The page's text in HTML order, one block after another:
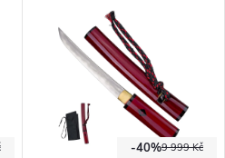
GOOD LUCK, HARMONIOUS).
9 999 Kč
-40%